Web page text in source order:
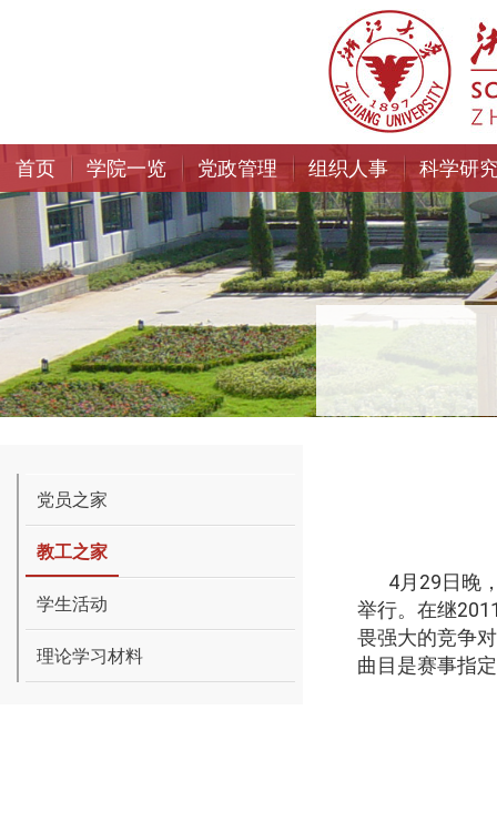
首页 学院一览 党政管理 组织人事 科学研
党员之家
教工之家
学生活动
理论学习材料
4月 29日晚
举行。在继
畏强大的竞争
曲目是赛事指